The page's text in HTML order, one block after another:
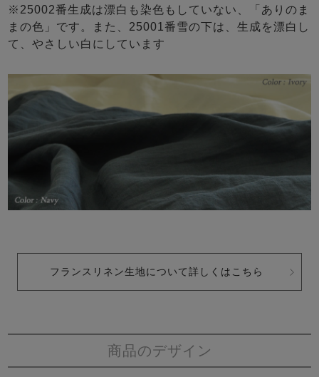
※25002番生成は漂白も染色もしていない、「ありのま
まの色」です。また、25001番雪の下は、生成を漂白し
て、やさしい白にしています
フランスリネン生地について詳しくはこちら
商品のデザイン